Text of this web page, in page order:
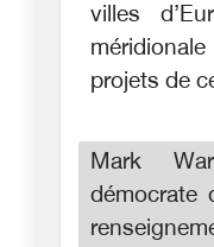
villes
projets de
Mark
démocrate